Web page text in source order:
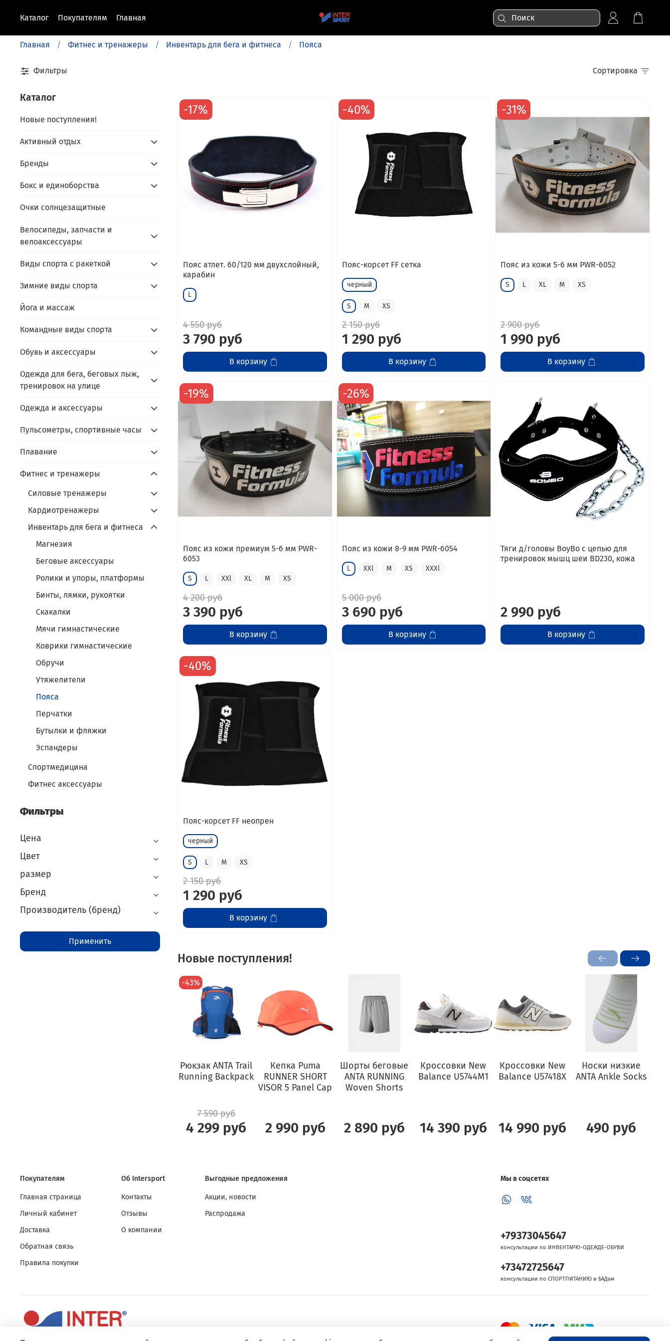
Каталог Покупателям Главная
Главная Фитнес и тренажеры Инвентарь для бега и фитнеса Пояса
Фильтры Сортировка
-17%
Пояс атлет. 60/120 мм двухслойный,
карабин
L
4 550 руб
3 790 руб
В корзину
-40%
Пояс-корсет FF сетка
черный
S M XS
2 150 руб
1 290 руб
В корзину
-31%
Пояс из кожи 5-6 мм PWR-6052
S L XL M XS
2 900 руб
1 990 руб
В корзину
-19%
Пояс из кожи премиум 5-6 мм PWR-
6053
S L XXl XL M XS
4 200 руб
3 390 руб
В корзину
-26%
Пояс из кожи 8-9 мм PWR-6054
L XXl M XS XXXl
5 000 руб
3 690 руб
В корзину
Тяги д/головы BoyBo с цепью для
тренировок мышц шеи BD230, кожа
2 990 руб
В корзину
-40%
Пояс-корсет FF неопрен
черный
S L M XS
2 150 руб
1 290 руб
В корзину
Новые поступления!
-43%
Рюкзак ANTA Trail
Running Backpack
7 590 руб
4 299 руб
Кепка Puma
RUNNER SHORT
VISOR 5 Panel Cap
2 990 руб
Шорты беговые
ANTA RUNNING
Woven Shorts
2 890 руб
Кроссовки New
Balance U5744M1
14 390 руб
Кроссовки New
Balance U57418X
14 990 руб
Носки низкие
ANTA Ankle Socks
490 руб
Каталог
Новые поступления!
Активный отдых
Бренды
Бокс и единоборства
Очки солнцезащитные
Велосипеды, запчасти и
велоаксессуары
Виды спорта с ракеткой
Зимние виды спорта
Йога и массаж
Командные виды спорта
Обувь и аксессуары
Одежда для бега, беговых лыж,
тренировок на улице
Одежда и аксессуары
Пульсометры, спортивные часы
Плавание
Фитнес и тренажеры
Силовые тренажеры
Кардиотренажеры
Инвентарь для бега и фитнеса
Магнезия
Беговые аксессуары
Ролики и упоры, платформы
Бинты, лямки, рукоятки
Скакалки
Мячи гимнастические
Коврики гимнастические
Обручи
Утяжелители
Пояса
Перчатки
Бутылки и фляжки
Эспандеры
Спортмедицина
Фитнес аксессуары
Фильтры
Цена
Цвет
размер
Бренд
Производитель (бренд)
Применить
Покупателям
Главная страница
Личный кабинет
Доставка
Обратная связь
Правила покупки
Об Intersport
Контакты
Отзывы
О компании
Выгодные предложения
Акции, новости
Распродажа
Мы в соцсетях
+79373045647
консультации по ИНВЕНТАРЮ-ОДЕЖДЕ-ОБУВИ
+73472725647
консультации по СПОРТПИТАНИЮ и БАДам